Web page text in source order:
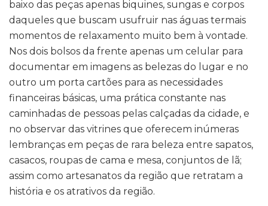
baixo das peças apenas biquines, sungas e corpos
daqueles que buscam usufruir nas águas termais
momentos de relaxamento muito bem à vontade.
Nos dois bolsos da frente apenas um celular para
documentar em imagens as belezas do lugar e no
outro um porta cartões para as necessidades
financeiras básicas, uma prática constante nas
caminhadas de pessoas pelas calçadas da cidade, e
no observar das vitrines que oferecem inúmeras
lembranças em peças de rara beleza entre sapatos,
casacos, roupas de cama e mesa, conjuntos de lã;
assim como artesanatos da região que retratam a
história e os atrativos da região.